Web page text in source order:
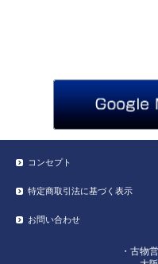
コンセプト
特定商取引法に基づく表示
お問い合わせ
・古物